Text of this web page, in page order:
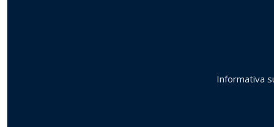
Informativa